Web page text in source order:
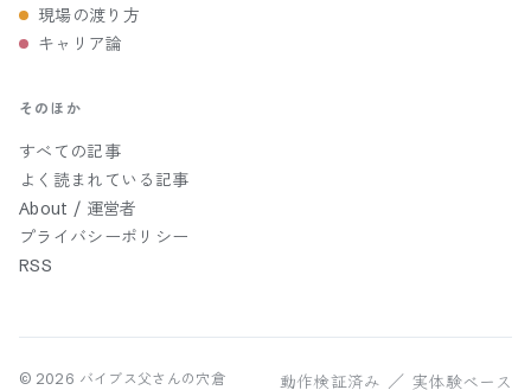
現場の渡り方
キャリア論
そのほか
すべての記事
よく読まれている記事
About / 運営者
プライバシーポリシー
RSS
© 2026 バイブス父さんの穴倉 動作検証済み ／ 実体験ベース